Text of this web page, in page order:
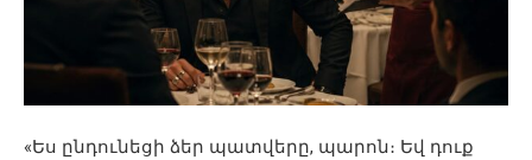
«Ես ընդունեցի ձեր պատվերը, պարոն։ Եվ դուք